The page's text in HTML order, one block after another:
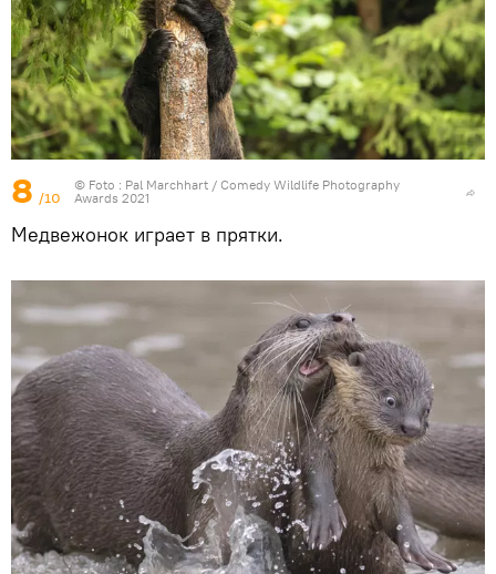
8 /10
© Foto : Pal Marchhart / Comedy Wildlife Photography
Awards 2021
Медвежонок играет в прятки.